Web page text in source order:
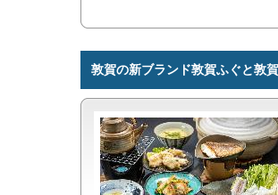
敦賀の新ブランド敦賀ふぐと敦